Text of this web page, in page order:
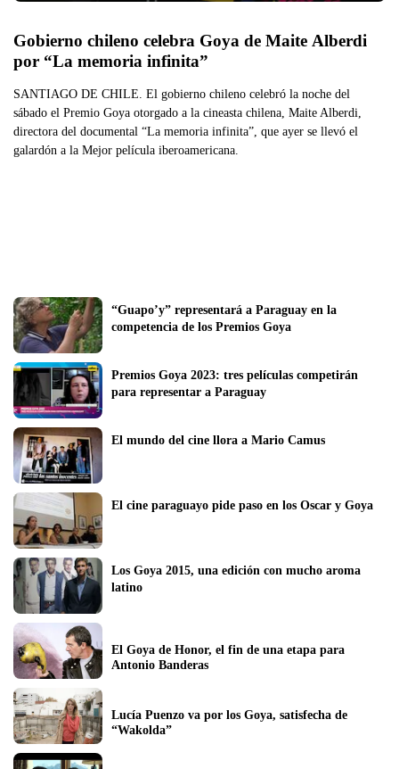
Gobierno chileno celebra Goya de Maite Alberdi
por “La memoria infinita”
SANTIAGO DE CHILE. El gobierno chileno celebró la noche del
sábado el Premio Goya otorgado a la cineasta chilena, Maite Alberdi,
directora del documental “La memoria infinita”, que ayer se llevó el
galardón a la Mejor película iberoamericana.
“Guapo’y” representará a Paraguay en la
competencia de los Premios Goya
Premios Goya 2023: tres películas competirán
para representar a Paraguay
El mundo del cine llora a Mario Camus
El cine paraguayo pide paso en los Oscar y Goya
Los Goya 2015, una edición con mucho aroma
latino
El Goya de Honor, el fin de una etapa para
Antonio Banderas
Lucía Puenzo va por los Goya, satisfecha de
“Wakolda”